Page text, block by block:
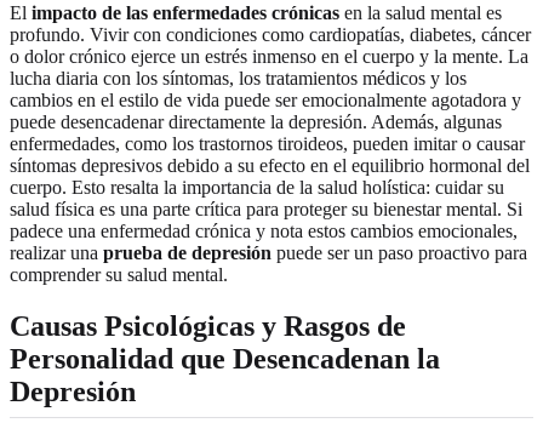
El impacto de las enfermedades crónicas en la salud mental es
profundo. Vivir con condiciones como cardiopatías, diabetes, cáncer
o dolor crónico ejerce un estrés inmenso en el cuerpo y la mente. La
lucha diaria con los síntomas, los tratamientos médicos y los
cambios en el estilo de vida puede ser emocionalmente agotadora y
puede desencadenar directamente la depresión. Además, algunas
enfermedades, como los trastornos tiroideos, pueden imitar o causar
síntomas depresivos debido a su efecto en el equilibrio hormonal del
cuerpo. Esto resalta la importancia de la salud holística: cuidar su
salud física es una parte crítica para proteger su bienestar mental. Si
padece una enfermedad crónica y nota estos cambios emocionales,
realizar una prueba de depresión puede ser un paso proactivo para
comprender su salud mental.
Causas Psicológicas y Rasgos de
Personalidad que Desencadenan la
Depresión